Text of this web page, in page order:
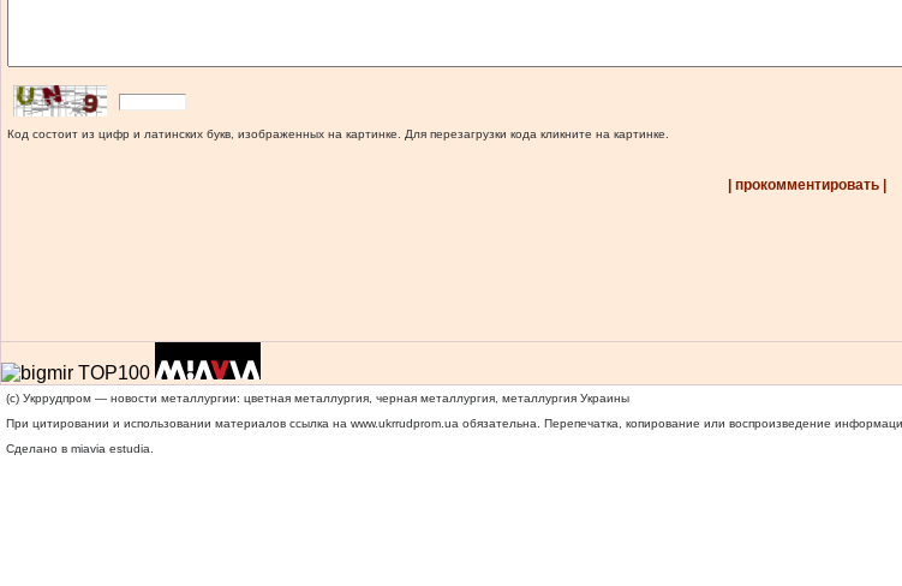
Код состоит из цифр и латинских букв, изображенных на картинке. Для перезагрузки кода кликните на картинке.
| прокомментировать |
(c) Укррудпром — новости металлургии: цветная металлургия, черная металлургия, металлургия Украины
При цитировании и использовании материалов ссылка на www.ukrrudprom.ua обязательна. Перепечатка, копирование или воспроизведение
Сделано в miavia estudia.